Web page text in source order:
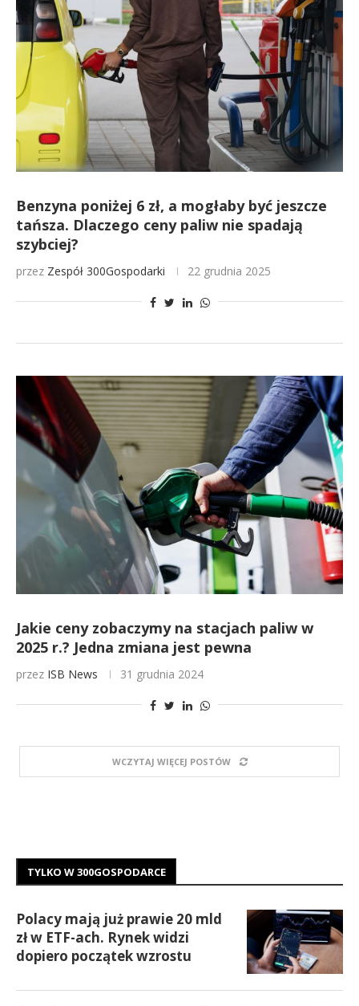
Benzyna poniżej 6 zł, a mogłaby być jeszcze
tańsza. Dlaczego ceny paliw nie spadają
szybciej?
przez Zespół 300Gospodarki 22 grudnia 2025
Jakie ceny zobaczymy na stacjach paliw w
2025 r.? Jedna zmiana jest pewna
przez ISB News 31 grudnia 2024
WCZYTAJ WIĘCEJ POSTÓW
TYLKO W 300GOSPODARCE
Polacy mają już prawie 20 mld
zł w ETF-ach. Rynek widzi
dopiero początek wzrostu